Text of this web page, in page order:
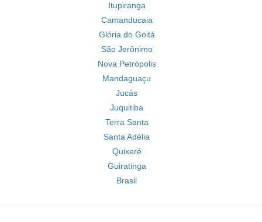
Itupiranga
Camanducaia
Glória do Goitá
São Jerônimo
Nova Petrópolis
Mandaguaçu
Jucás
Juquitiba
Terra Santa
Santa Adélia
Quixeré
Guiratinga
Brasil